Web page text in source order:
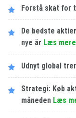
Forstå skat for
De bedste
nye år Læs mere
Udnyt global
Strategi: Køb
måneden Læs